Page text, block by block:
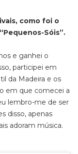
como foi o
Sóis”.
e ganhei o
participei em
da Madeira e os
em que comecei a
lembro-me de ser
disso, apenas
adoram música.